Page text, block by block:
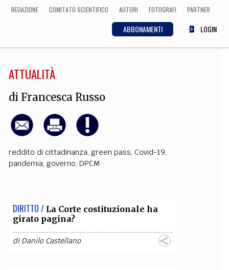
REDAZIONE COMITATO SCIENTIFICO AUTORI FOTOGRAFI PARTNER
ABBONAMENTI LOGIN
ECONOMIA
CULTURA
Musica,
ATTUALITÀ
di Francesca Russo
reddito di cittadinanza, green pass, Covid-19,
pandemia, governo, DPCM
DIRITTO / La Corte costituzionale ha
girato pagina?
diDanilo Castellano